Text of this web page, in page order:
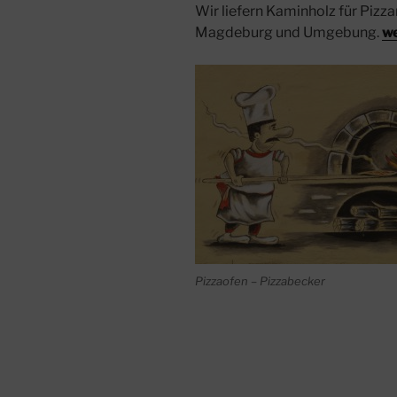
Wir liefern Kaminholz für
Magdeburg und Umgebung.
Pizzaofen – Pizzabecker